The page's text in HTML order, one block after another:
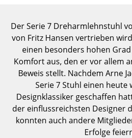
Aufbewahren
Regale & Schränke
Bücherregale
Wandregale
Sideboards & Kommoden
Der Serie 7 Dreharmlehnstuhl
von Fritz Hansen vertrieben
einen besonders hohen
Komfort aus, den er vor allem
Beweis stellt. Nachdem Arne
Serie 7 Stuhl einen heute
Designklassiker geschaffen
der einflussreichsten Designer
konnten auch andere
Erfolge